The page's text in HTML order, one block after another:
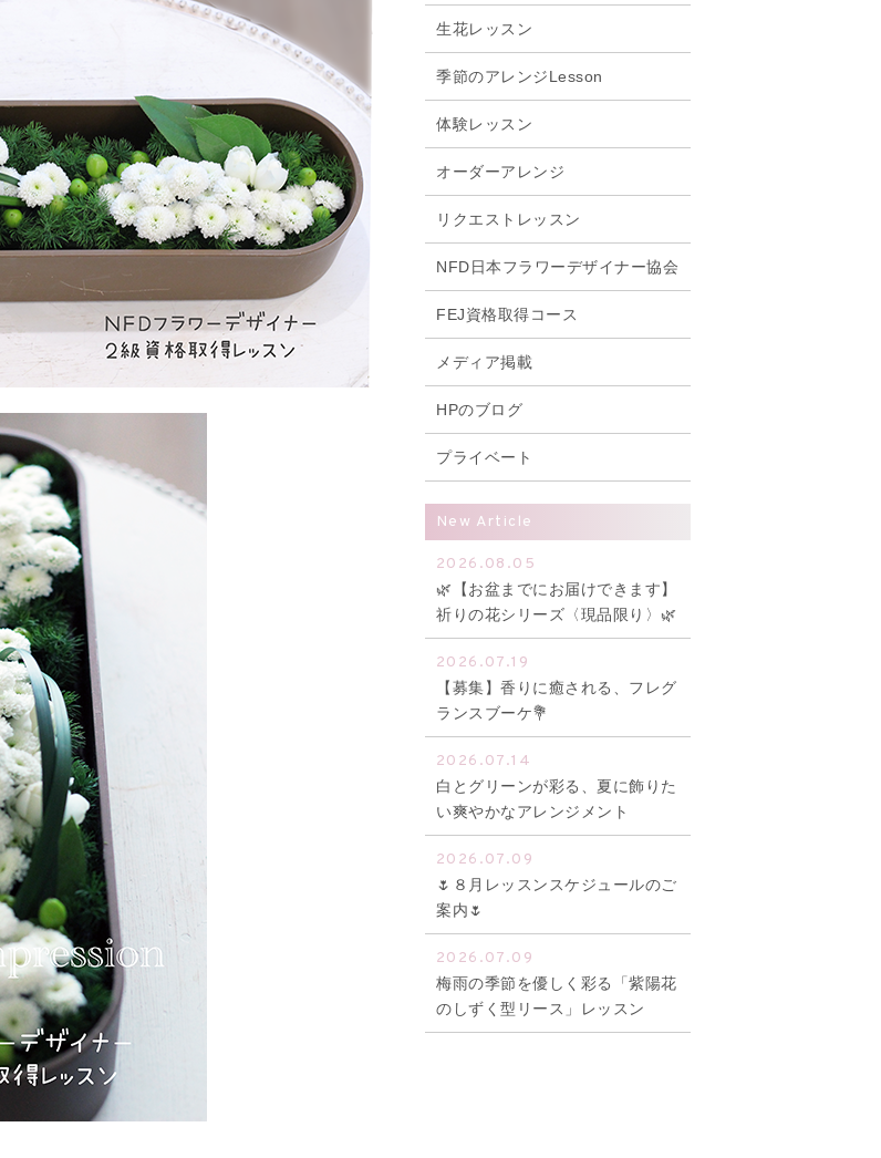
生花レッスン
季節のアレンジLesson
体験レッスン
オーダーアレンジ
リクエストレッスン
NFD日本フラワーデザイナー協会
FEJ資格取得コース
メディア掲載
HPのブログ
プライベート
New Article
2026.08.05
🌿【お盆までにお届けできます】
祈りの花シリーズ〈現品限り〉🌿
2026.07.19
【募集】香りに癒される、フレグ
ランスブーケ💐
2026.07.14
白とグリーンが彩る、夏に飾りた
い爽やかなアレンジメント
2026.07.09
🌷８月レッスンスケジュールのご
案内🌷
2026.07.09
梅雨の季節を優しく彩る「紫陽花
のしずく型リース」レッスン